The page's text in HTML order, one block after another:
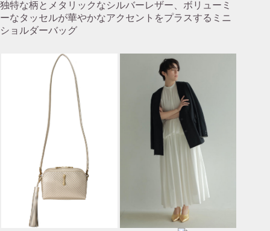
独特な柄とメタリックなシルバーレザー、ボリューミ
ーなタッセルが華やかなアクセントをプラスするミニ
ショルダーバッグ